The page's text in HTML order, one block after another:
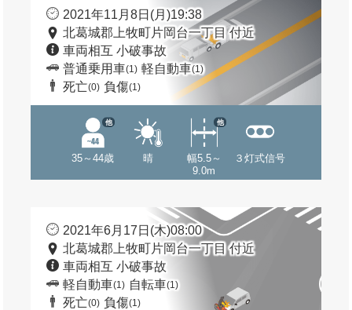
2021年11月8日(月)19:38
北葛城郡上牧町片岡台一丁目 付近
車両相互 小破事故
普通乗用車(1) 軽自動車(1)
死亡(0) 負傷(1)
35～44歳
他
晴
幅5.5～
9.0m
他
３灯式信号
2021年6月17日(木)08:00
北葛城郡上牧町片岡台一丁目 付近
車両相互 小破事故
軽自動車(1) 自転車(1)
死亡(0) 負傷(1)